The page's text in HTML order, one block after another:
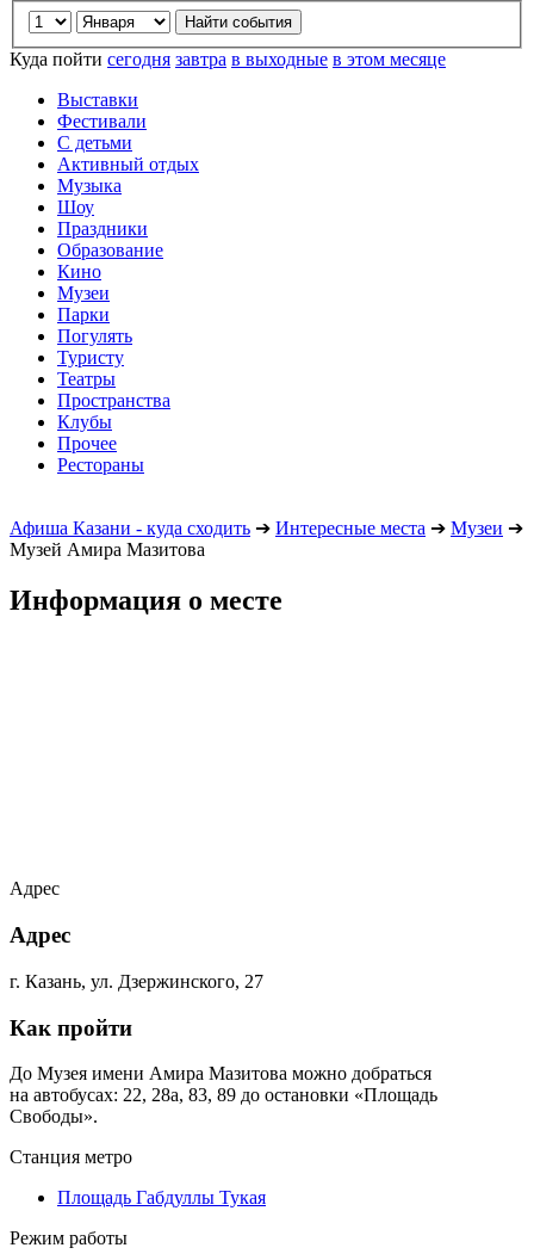
Куда пойти сегодня завтра в выходные в этом месяце
Выставки
Фестивали
С детьми
Активный отдых
Музыка
Шоу
Праздники
Образование
Кино
Музеи
Парки
Погулять
Туристу
Театры
Пространства
Клубы
Прочее
Рестораны
Афиша Казани - куда сходить ➔ Интересные места ➔ Музеи ➔
Музей Амира Мазитова
Информация о месте
Адрес
Адрес
г. Казань, ул. Дзержинского, 27
Как пройти
До Музея имени Амира Мазитова можно добраться
на автобусах: 22, 28а, 83, 89 до остановки «Площадь
Свободы».
Станция метро
Площадь Габдуллы Тукая
Режим работы